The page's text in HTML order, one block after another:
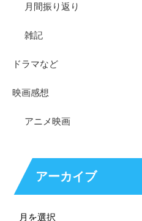
月間振り返り
雑記
ドラマなど
映画感想
アニメ映画
アーカイブ